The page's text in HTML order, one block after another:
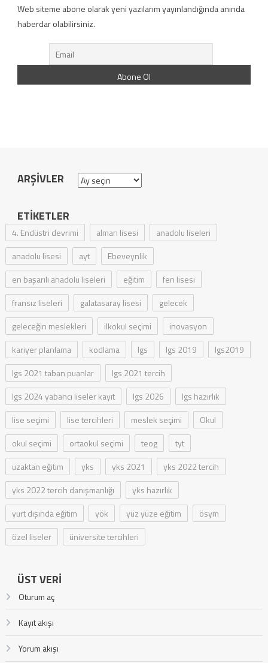
Web siteme abone olarak yeni yazılarım yayınlandığında anında
haberdar olabilirsiniz.
ARŞIVLER Arşivler
ETIKETLER
4. Endüstri devrimi alman lisesi
anadolu liseleri
anadolu lisesi
ayt
Ebeveynlik
en başarılı anadolu liseleri
eğitim
fen lisesi
fransız liseleri
galatasaray lisesi
gelecek
geleceğin meslekleri
ilkokul seçimi
inovasyon
kariyer planlama
kodlama lgs lgs 2019
lgs2019
lgs 2021 taban puanlar
lgs 2021 tercih
lgs 2024 yabancı liseler kayıt
lgs 2026
lgs hazırlık
lise seçimi
lise tercihleri meslek seçimi
Okul
okul seçimi
ortaokul seçimi teog
tyt
uzaktan eğitim
yks yks 2021
yks 2022 tercih
yks 2022 tercih danışmanlığı
yks hazırlık
yurt dışında eğitim
yök yüz yüze eğitim
ösym
özel liseler
üniversite tercihleri
ÜST VERI
Oturum aç
Kayıt akışı
Yorum akışı